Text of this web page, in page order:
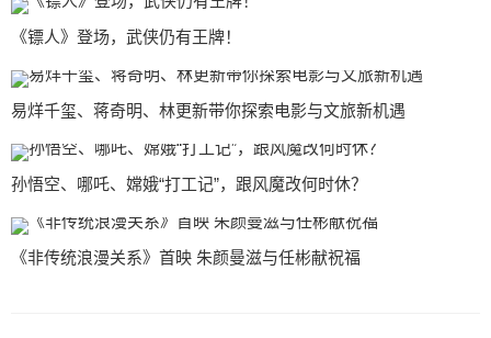
《镖人》登场，武侠仍有王牌！
易烊千玺、蒋奇明、林更新带你探索电影与文旅新机遇
孙悟空、哪吒、嫦娥“打工记”，跟风魔改何时休？
《非传统浪漫关系》首映 朱颜曼滋与任彬献祝福